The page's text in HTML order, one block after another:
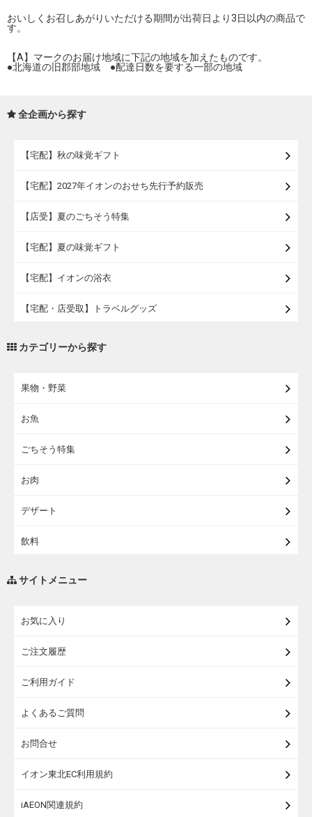
おいしくお召しあがりいただける期間が出荷日より3日以内の商品で
す。
【A】マークのお届け地域に下記の地域を加えたものです。
●北海道の旧郡部地域 ●配達日数を要する一部の地域
全企画から探す
【宅配】秋の味覚ギフト
【宅配】2027年イオンのおせち先行予約販売
【店受】夏のごちそう特集
【宅配】夏の味覚ギフト
【宅配】イオンの浴衣
【宅配・店受取】トラベルグッズ
カテゴリーから探す
果物・野菜
お魚
ごちそう特集
お肉
デザート
飲料
サイトメニュー
お気に入り
ご注文履歴
ご利用ガイド
よくあるご質問
お問合せ
イオン東北EC利用規約
iAEON関連規約